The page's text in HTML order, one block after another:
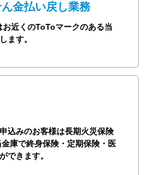
金払い戻し業務
近くのToToマークのある当
ます。
込みのお客様は長期火災保険
庫で終身保険・定期保険・医
できます。